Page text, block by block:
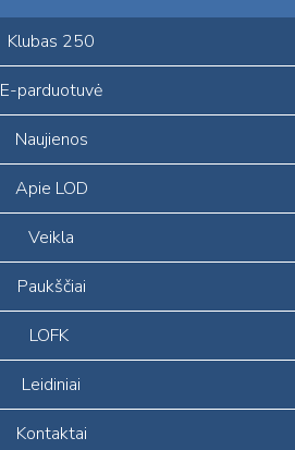
Klubas 250
E-parduotuvė
Naujienos
Apie LOD
Veikla
Paukščiai
LOFK
Leidiniai
Kontaktai